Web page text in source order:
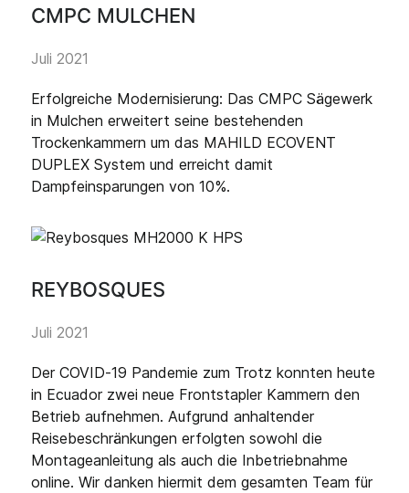
CMPC MULCHEN
Juli 2021
Erfolgreiche Modernisierung: Das CMPC Sägewerk
in Mulchen erweitert seine bestehenden
Trockenkammern um das MAHILD ECOVENT
DUPLEX System und erreicht damit
Dampfeinsparungen von 10%.
REYBOSQUES
Juli 2021
Der COVID-19 Pandemie zum Trotz konnten heute
in Ecuador zwei neue Frontstapler Kammern den
Betrieb aufnehmen. Aufgrund anhaltender
Reisebeschränkungen erfolgten sowohl die
Montageanleitung als auch die Inbetriebnahme
online. Wir danken hiermit dem gesamten Team für